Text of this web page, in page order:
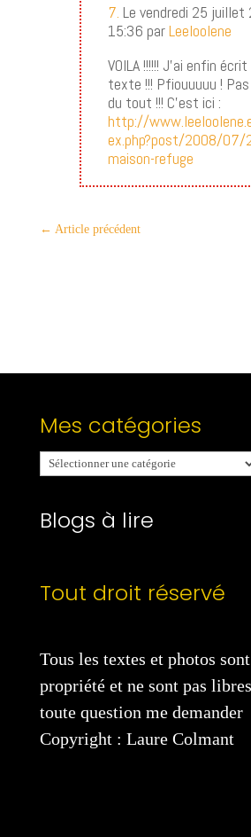
7. Le vendredi 25 juillet
15:36 parLeeloolene
VOILA !!!!!! J’ai enfin
texte !!! Pfiouuuuu !
du tout !!! C’est ici :
http://
ex.php?post/2008/07/
maison-refuge
← Article précédent
Mes catégories
Mes
catégories
Blogs à lire
Tout droit réservé
Tous les textes et photos
propriété et ne sont pas
toute question me demander
Copyright : Laure Colmant